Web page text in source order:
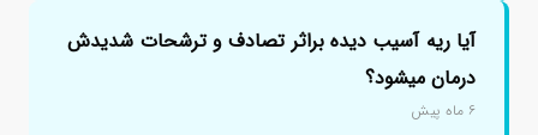
آیا ریه آسیب دیده براثر تصادف و ترشحات شدیدش
درمان میشود؟
۶ ماه پیش